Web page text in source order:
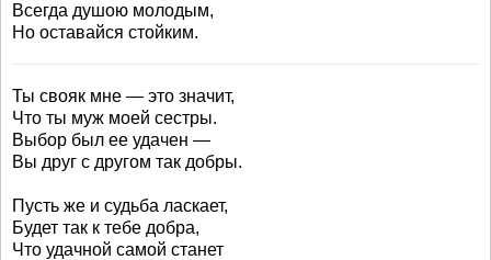
Всегда душою молодым,
Но оставайся стойким.
Ты свояк мне — это значит,
Что ты муж моей сестры.
Выбор был ее удачен —
Вы друг с другом так добры.
Пусть же и судьба ласкает,
Будет так к тебе добра,
Что удачной самой станет